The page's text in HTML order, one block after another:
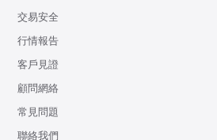
交易安全
行情報告
客戶見證
顧問網絡
常見問題
聯絡我們